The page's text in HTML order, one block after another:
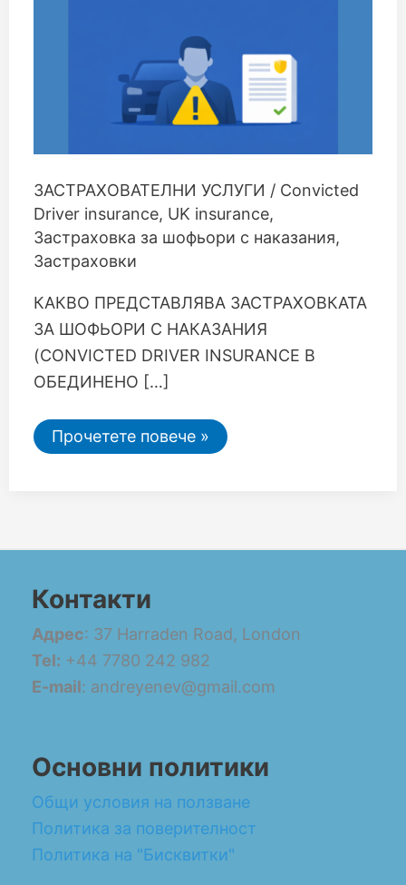
ЗАСТРАХОВАТЕЛНИ УСЛУГИ / Convicted
Driver insurance, UK insurance,
Застраховка за шофьори с наказания,
Застраховки
КАКВО ПРЕДСТАВЛЯВА ЗАСТРАХОВКАТА
ЗА ШОФЬОРИ С НАКАЗАНИЯ
(CONVICTED DRIVER INSURANCE В
ОБЕДИНЕНО […]
Прочетете повече »
Контакти
Адрес: 37 Harraden Road, London
Tel: +44 7780 242 982
E-mail: andreyenev@gmail.com
Основни политики
Общи условия на ползване
Политика за поверителност
Политика на "Бисквитки"